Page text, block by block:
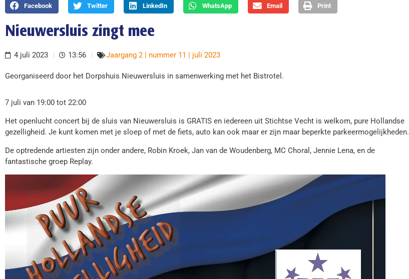
Facebook Twitter LinkedIn WhatsApp Email Print
Nieuwersluis zingt mee
4 juli 2023 13:56 Jaargang 2 | nummer 11 | juli 2023
Georganiseerd door het Dorpshuis Nieuwersluis in samenwerking met het Bistrotel.
7 juli van 19:00 tot 22:00
Het openlucht concert bij de sluis van Nieuwersluis is GRATIS en iedereen uit Stichtse Vecht is welkom, pure Hollandse
gezelligheid. Je kunt komen met je sloep of met de fiets, auto kan ook maar er zijn maar beperkte parkeermogelijkheden.
De optredende artiesten zijn onder andere, Robin Kroek, Jan van de Woudenberg, MC Choral, Jennie Lena, en de
fantastische groep Replay.